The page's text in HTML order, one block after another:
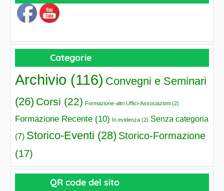
Categorie
Archivio (116) Convegni e Seminari
(26) Corsi (22) Formazione-altri Uffici-Associazioni (2)
Formazione Recente (10) In evidenza (2) Senza categoria
(7) Storico-Eventi (28) Storico-Formazione
(17)
QR code del sito